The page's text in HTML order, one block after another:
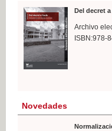
Del decret
Archivo
ISBN:978-
Novedades